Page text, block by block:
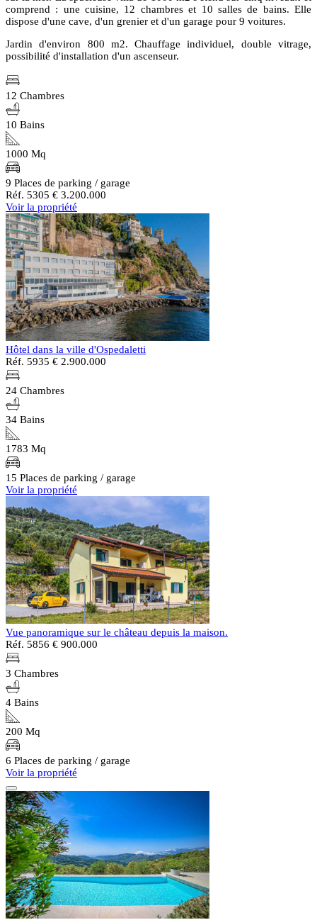
comprend : une cuisine, 12 chambres et 10 salles de bains. Elle
dispose d'une cave, d'un grenier et d'un garage pour 9 voitures.
Jardin d'environ 800 m2. Chauffage individuel, double vitrage,
possibilité d'installation d'un ascenseur.
12 Chambres
10 Bains
1000 Mq
9 Places de parking / garage
Réf. 5305 € 3.200.000
Voir la propriété
Hôtel dans la ville d'Ospedaletti
Réf. 5935 € 2.900.000
24 Chambres
34 Bains
1783 Mq
15 Places de parking / garage
Voir la propriété
Vue panoramique sur le château depuis la maison.
Réf. 5856 € 900.000
3 Chambres
4 Bains
200 Mq
6 Places de parking / garage
Voir la propriété